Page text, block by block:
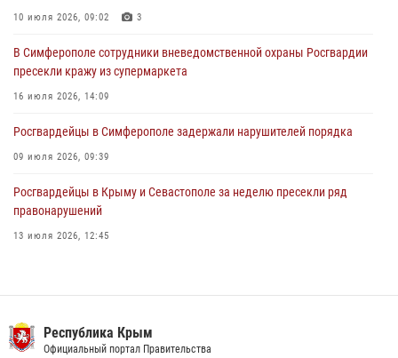
объекте в Севастополе
10 июля 2026, 09:02 3
В Симферополе сотрудники вневедомственной охраны Росгвардии
пресекли кражу из супермаркета
16 июля 2026, 14:09
Росгвардейцы в Симферополе задержали нарушителей порядка
09 июля 2026, 09:39
Росгвардейцы в Крыму и Севастополе за неделю пресекли ряд
правонарушений
13 июля 2026, 12:45
В Ялте росгвардейцы задержали подозреваемого в краже
Республика Крым
Официальный портал Правительства